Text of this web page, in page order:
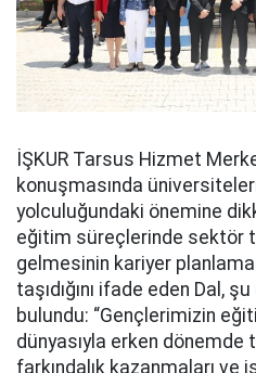
İŞKUR Tarsus Hizmet
konuşmasında
yolculuğundaki önemine
eğitim süreçlerinde sektör
gelmesinin kariyer
taşıdığını ifade eden Dal,
bulundu: “Gençlerimizin
dünyasıyla erken
farkındalık kazanmaları